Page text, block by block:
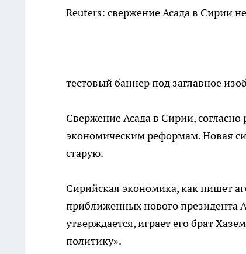
Reuters: свержение Асада в Сирии
тестовый баннер под заглавное
Свержение Асада в Сирии,
экономическим реформам. Новая
старую.
Сирийская экономика, как пишет
приближенных нового президента
утверждается, играет его брат
политику».